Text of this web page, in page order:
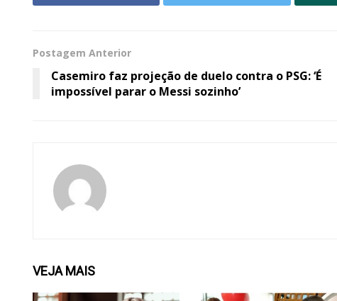
Postagem Anterior
Casemiro faz projeção de duelo contra o PSG: ‘É
impossível parar o Messi sozinho’
VEJAMAIS